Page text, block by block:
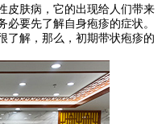
肤病，它的出现给人们带来
要先了解自身疱疹的症状。
了解，那么，初期带状疱疹的